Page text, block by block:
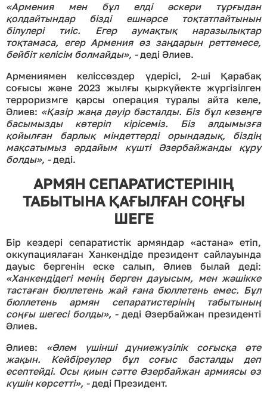
«Армения мен бұл елді әскери тұрғыдан
қолдайтындар бізді ешнәрсе тоқтатпайтынын
білулері тиіс. Егер аумақтық наразылықтар
тоқтамаса, егер Армения өз заңдарын реттемесе,
бейбіт келісім болмайды», -деді Әлиев.
Армениямен келіссөздер үдерісі, 2-ші Қарабақ
соғысы және 2023 жылғы қыркүйекте жүргізілген
терроризмге қарсы операция туралы айта келе,
Әлиев: «Қазір жаңа дәуір басталды. Біз бұл кезеңге
басымызды көтеріп кірісеміз. Біз алдымызға
қойылған барлық міндеттерді орындадық, біздің
мақсатымыз әрдайым күшті Әзербайжанды құру
болды», -деді.
АРМЯН СЕПАРАТИСТЕРІНІҢ
ТАБЫТЫНА ҚАҒЫЛҒАН СОҢҒЫ
ШЕГЕ
Бір кездері сепаратистік армяндар «астана» етіп,
оккупациялаған Ханкендіде президент сайлауында
дауыс бергенін еске салып, Әлиев былай деді:
«Ханкендідегі менің берген дауысым, мен жәшікке
тастаған бюллетень жай ғана бюллетень емес. Бұл
бюллетень армян сепаратистерінің табытының
соңғы шегесі болды», -деді Әзербайжан президенті
Әлиев.
Әлиев: «Әлем үшінші дүниежүзілік соғысқа өте
жақын. Кейбіреулер бұл соғыс басталды деп
есептейді. Осы қиын сәтте Әзербайжан армиясы өз
күшін көрсетті», -деді Президент.